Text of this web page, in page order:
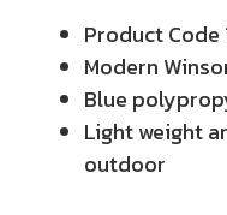
Product Code
Modern
Blue
Light weight
outdoor